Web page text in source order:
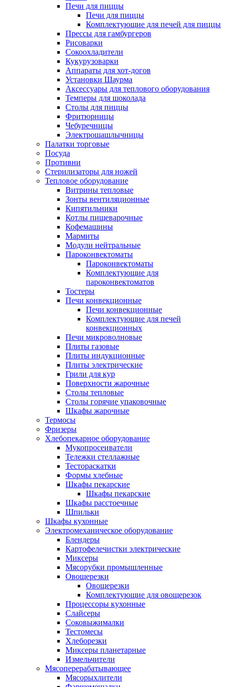
Печи для пиццы
Печи для пиццы
Комплектующие для печей для пиццы
Прессы для гамбургеров
Рисоварки
Сокоохладители
Кукурузоварки
Аппараты для хот-догов
Установки Шаурма
Аксессуары для теплового оборудования
Темперы для шоколада
Столы для пиццы
Фритюрницы
Чебуречницы
Электрошашлычницы
Палатки торговые
Посуда
Противни
Стерилизаторы для ножей
Тепловое оборудование
Витрины тепловые
Зонты вентиляционные
Кипятильники
Котлы пищеварочные
Кофемашины
Мармиты
Модули нейтральные
Пароконвектоматы
Пароконвектоматы
Комплектующие для
пароконвектоматов
Тостеры
Печи конвекционные
Печи конвекционные
Комплектующие для печей
конвекционных
Печи микроволновые
Плиты газовые
Плиты индукционные
Плиты электрические
Грили для кур
Поверхности жарочные
Столы тепловые
Столы горячие упаковочные
Шкафы жарочные
Термосы
Фризеры
Хлебопекарное оборудование
Мукопросеиватели
Тележки стеллажные
Тестораскатки
Формы хлебные
Шкафы пекарские
Шкафы пекарские
Шкафы расстоечные
Шпильки
Шкафы кухонные
Электромеханическое оборудование
Блендеры
Картофелечистки электрические
Миксеры
Мясорубки промышленные
Овощерезки
Овощерезки
Комплектующие для овощерезок
Процессоры кухонные
Слайсеры
Соковыжималки
Тестомесы
Хлеборезки
Миксеры планетарные
Измельчители
Мясоперерабатывающее
Мясорыхлители